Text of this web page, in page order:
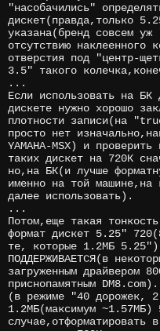
"насобачились"
дискет(правда,только
указана(бренд совсем
отсутствию наклеенного
отверстия под "центр-
3.5" такого
...
Если использовать на
дискете нужно хорошо
плотности записи(на
просто нет
YAMAHA-MSX) и
таких дискет на 720К
но,на БК(и лучше
именно на той машине,на
далее использовать).
...
Потом,еще такая
формат дискет 5.25"
те, которые 1.2МБ 5.25")
ПОДДЕРЖИВАЕТСЯ(в
загруженным драйвером
приснопамятным
(в режиме "40 дорожек,
1.2МБ(максимум